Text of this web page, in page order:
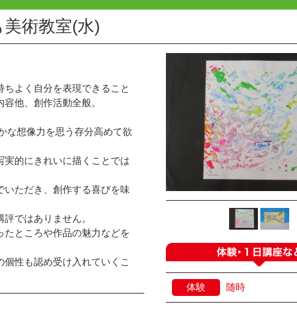
美術教室(水)
ちよく自分を表現できること
他、創作活動全般。
な想像力を思う存分高めて欲
的にきれいに描くことでは
ただき、創作する喜びを味
ではありません。
たところや作品の魅力などを
性も認め受け入れていくこ
体験 随時